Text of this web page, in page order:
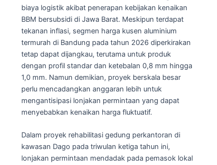
biaya logistik akibat penerapan kebijakan kenaikan
BBM bersubsidi di Jawa Barat. Meskipun terdapat
tekanan inflasi, segmen harga kusen aluminium
termurah di Bandung pada tahun 2026 diperkirakan
tetap dapat dijangkau, terutama untuk produk
dengan profil standar dan ketebalan 0,8 mm hingga
1,0 mm. Namun demikian, proyek berskala besar
perlu mencadangkan anggaran lebih untuk
mengantisipasi lonjakan permintaan yang dapat
menyebabkan kenaikan harga fluktuatif.
Dalam proyek rehabilitasi gedung perkantoran di
kawasan Dago pada triwulan ketiga tahun ini,
lonjakan permintaan mendadak pada pemasok lokal